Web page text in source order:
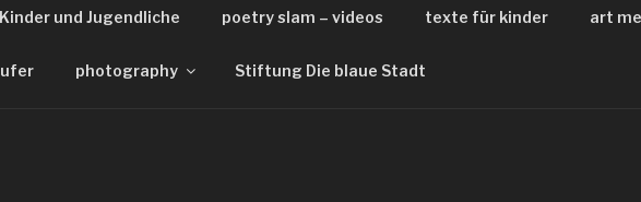
und Jugendliche poetry slam – videos texte für kinder art
photography Stiftung Die blaue Stadt